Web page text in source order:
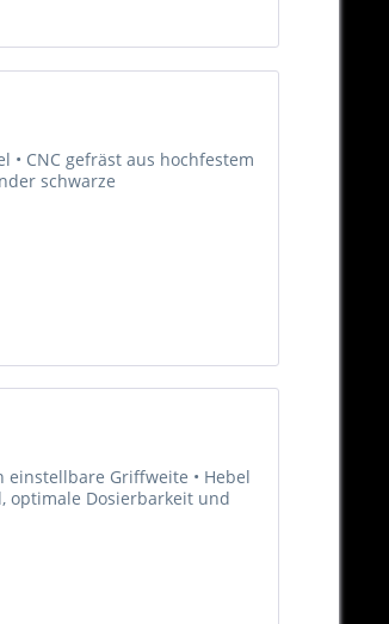
CNC gefräst aus hochfestem
schwarze
Griffweite • Hebel
optimale Dosierbarkeit und